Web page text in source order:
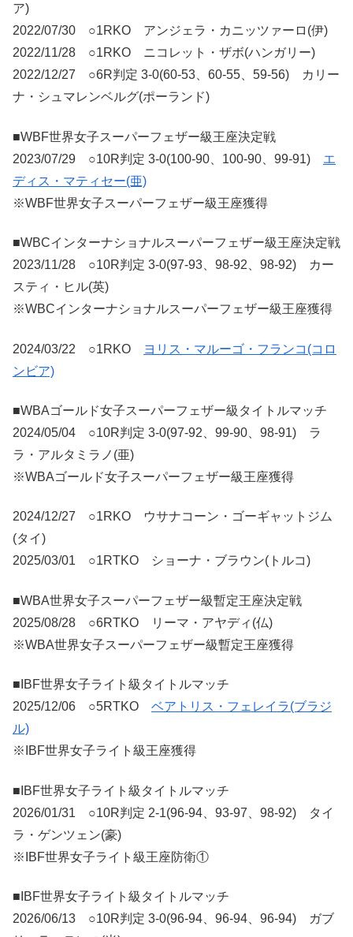
ア)
2022/07/30 ○1RKO アンジェラ・カニッツァーロ(伊)
2022/11/28 ○1RKO ニコレット・ザボ(ハンガリー)
2022/12/27 ○6R判定 3-0(60-53、60-55、59-56) カリー
ナ・シュマレンベルグ(ポーランド)
■WBF世界女子スーパーフェザー級王座決定戦
2023/07/29 ○10R判定 3-0(100-90、100-90、99-91) エ
ディス・マティセー(亜)
※WBF世界女子スーパーフェザー級王座獲得
■WBCインターナショナルスーパーフェザー級王座決定戦
2023/11/28 ○10R判定 3-0(97-93、98-92、98-92) カー
スティ・ヒル(英)
※WBCインターナショナルスーパーフェザー級王座獲得
2024/03/22 ○1RKO
ヨリス・マルーゴ・フランコ(コロ
ンビア)
■WBAゴールド女子スーパーフェザー級タイトルマッチ
2024/05/04 ○10R判定 3-0(97-92、99-90、98-91) ラ
ラ・アルタミラノ(亜)
※WBAゴールド女子スーパーフェザー級王座獲得
2024/12/27 ○1RKO ウサナコーン・ゴーギャットジム
(タイ)
2025/03/01 ○1RTKO ショーナ・ブラウン(トルコ)
■WBA世界女子スーパーフェザー級暫定王座決定戦
2025/08/28 ○6RTKO リーマ・アヤディ(仏)
※WBA世界女子スーパーフェザー級暫定王座獲得
■IBF世界女子ライト級タイトルマッチ
2025/12/06 ○5RTKO ベアトリス・フェレイラ(ブラジ
ル)
※IBF世界女子ライト級王座獲得
■IBF世界女子ライト級タイトルマッチ
2026/01/31 ○10R判定 2-1(96-94、93-97、98-92) タイ
ラ・ゲンツェン(豪)
※IBF世界女子ライト級王座防衛①
■IBF世界女子ライト級タイトルマッチ
2026/06/13 ○10R判定 3-0(96-94、96-94、96-94) ガブ